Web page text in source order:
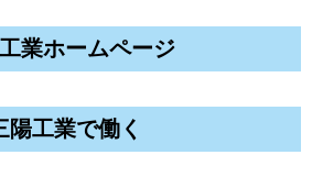
業ホームページ
陽工業で働く